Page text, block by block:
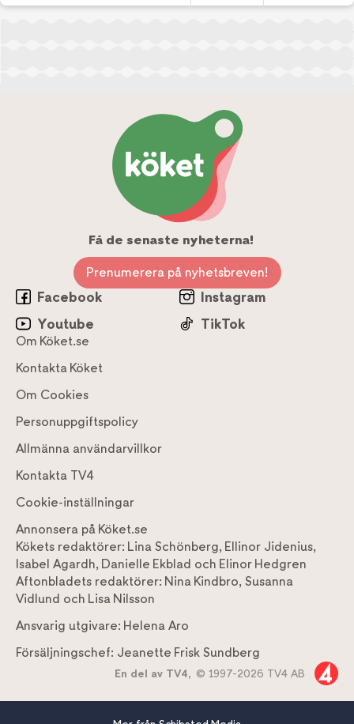
Få de senaste nyheterna!
Prenumerera på nyhetsbreven!
Facebook
Instagram
Youtube
TikTok
Om Köket.se
Kontakta Köket
Om Cookies
Personuppgiftspolicy
Allmänna användarvillkor
Kontakta TV4
Cookie-inställningar
Annonsera på Köket.se
Kökets redaktörer: Lina Schönberg, Ellinor Jidenius,
Isabel Agardh, Danielle Ekblad och Elinor Hedgren
Aftonbladets redaktörer: Nina Kindbro, Susanna
Vidlund och Lisa Nilsson
Ansvarig utgivare: Helena Aro
Försäljningschef: Jeanette Frisk Sundberg
En del av TV4, © 1997-2026 TV4 AB